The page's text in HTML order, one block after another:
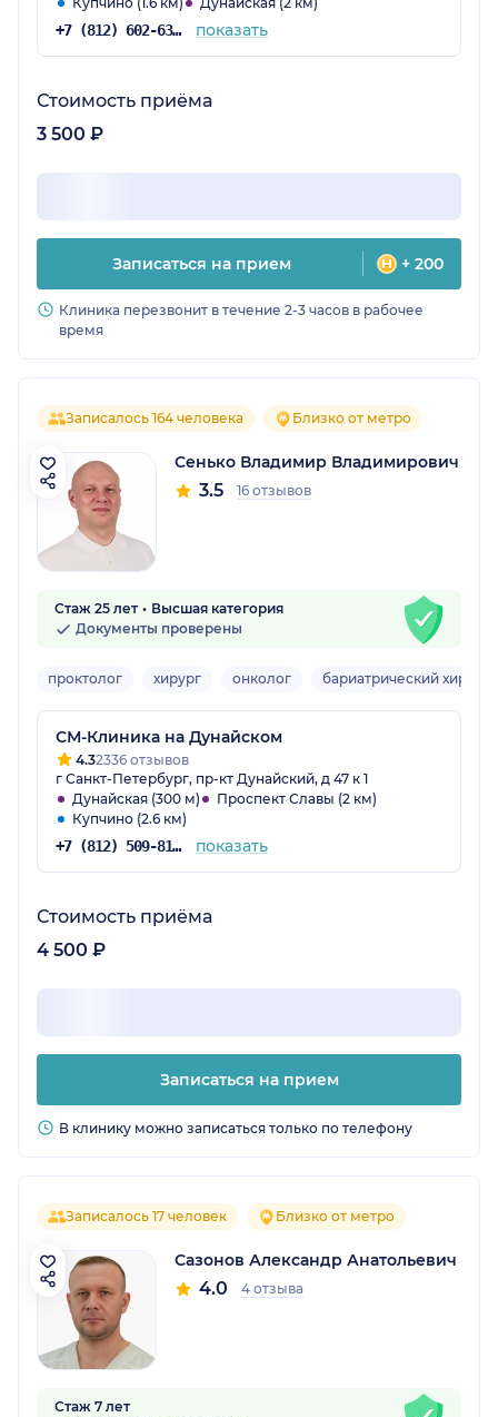
+7 (812) 602-63-59 показать
Стоимость приёма
3 500 ₽
Записаться на прием + 200
Клиника перезвонит в течение 2-3 часов в рабочее
время
Записалось 164 человека Близко от метро
Сенько Владимир Владимирович
3.5 16 отзывов
Стаж 25 лет
Высшая категория
Документы проверены
проктолог хирург онколог бариатрический хирург
СМ-Клиника на Дунайском
4.32336 отзывов
г Санкт-Петербург, пр-кт Дунайский, д 47 к 1
Дунайская (300 м)
Проспект Славы (2 км)
Купчино (2.6 км)
+7 (812) 509-81-68 показать
Стоимость приёма
4 500 ₽
Записаться на прием
В клинику можно записаться только по телефону
Записалось 17 человек Близко от метро
Сазонов Александр Анатольевич
4.0 4 отзыва
Стаж 7 лет